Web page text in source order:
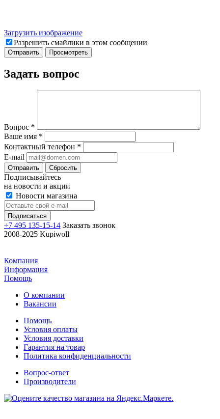
Загрузить изображение
Разрешить смайлики в этом сообщении
Задать вопрос
Вопрос *
Ваше имя *
Контактный телефон *
E-mail
Отправить Сбросить
Подписывайтесь
на новости и акции
Новости магазина
+7 495 135-15-14 Заказать звонок
2008-2025 Kupiwoll
Компания
Информация
Помощь
О компании
Вакансии
Помощь
Условия оплаты
Условия доставки
Гарантия на товар
Политика конфиденциальности
Вопрос-ответ
Производители